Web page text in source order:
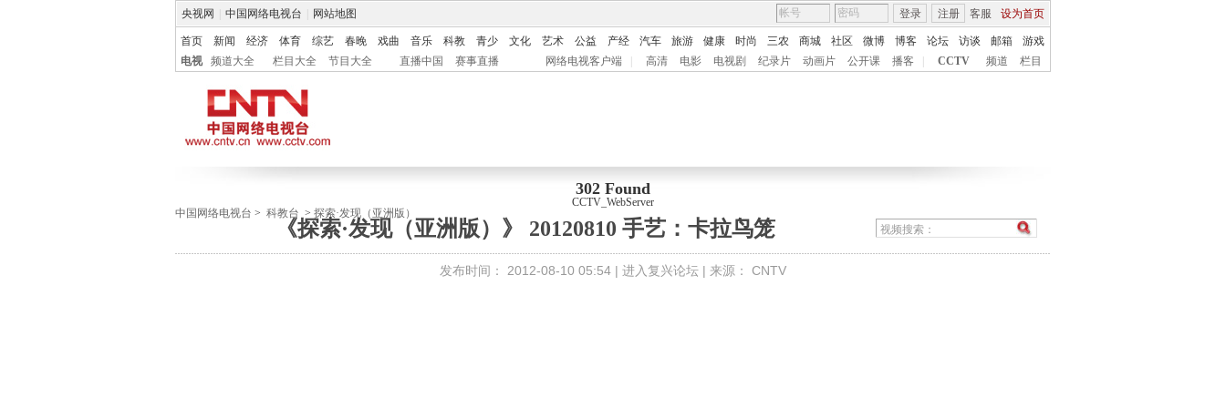
央视网 中国网络电视台 网站地图 客服 设为首页
登录 注册
首页 新闻 经济 体育 综艺 春晚 戏曲 音乐 科教 青少 文化 艺术 公益 产经 汽车 旅游 健康 时尚 三农 商城 社区 微博 博客 论坛 访谈 邮箱
游戏
电视
频道大全 栏目大全 节目大全 直播中国 赛事直播 网络电视客户端 高清 电影 电视剧 纪录片 动画片 公开课 播客 CCTV 频道 栏目
302 Found
CCTV_WebServer
中国网络电视台 > 科教台 > 探索·发现（亚洲版）
《探索·发现（亚洲版）》 20120810 手艺：卡拉鸟笼
发布时间： 2012-08-10 05:54 | 进入复兴论坛 | 来源： CNTV